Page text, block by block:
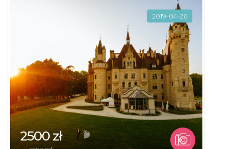
2019-04-26
2500 zł